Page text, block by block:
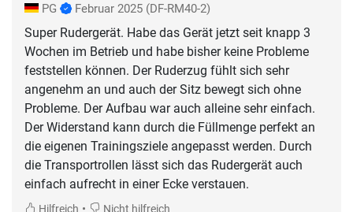
PG Februar 2025 (DF-RM40-2)
Super Rudergerät. Habe das Gerät jetzt seit knapp 3
Wochen im Betrieb und habe bisher keine Probleme
feststellen können. Der Ruderzug fühlt sich sehr
angenehm an und auch der Sitz bewegt sich ohne
Probleme. Der Aufbau war auch alleine sehr einfach.
Der Widerstand kann durch die Füllmenge perfekt an
die eigenen Trainingsziele angepasst werden. Durch
die Transportrollen lässt sich das Rudergerät auch
einfach aufrecht in einer Ecke verstauen.
Hilfreich • Nicht hilfreich